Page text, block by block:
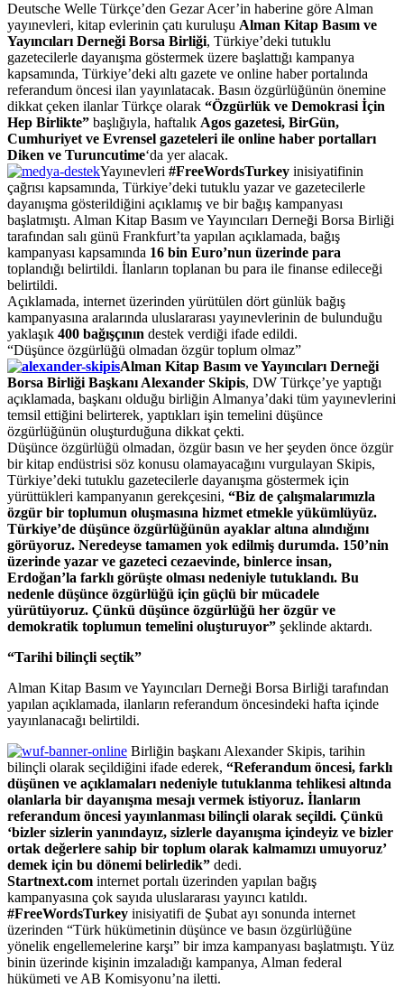
Deutsche Welle Türkçe’den Gezar Acer’in haberine göre Alman
yayınevleri, kitap evlerinin çatı kuruluşu Alman Kitap Basım ve
Yayıncıları Derneği Borsa Birliği, Türkiye’deki tutuklu
gazetecilerle dayanışma göstermek üzere başlattığı kampanya
kapsamında, Türkiye’deki altı gazete ve online haber portalında
referandum öncesi ilan yayınlatacak. Basın özgürlüğünün önemine
dikkat çeken ilanlar Türkçe olarak “Özgürlük ve Demokrasi İçin
Hep Birlikte” başlığıyla, haftalık Agos gazetesi, BirGün,
Cumhuriyet ve Evrensel gazeteleri ile online haber portalları
Diken ve Turuncutime‘da yer alacak.
Yayınevleri #FreeWordsTurkey inisiyatifinin
çağrısı kapsamında, Türkiye’deki tutuklu yazar ve gazetecilerle
dayanışma gösterildiğini açıklamış ve bir bağış kampanyası
başlatmıştı. Alman Kitap Basım ve Yayıncıları Derneği Borsa Birliği
tarafından salı günü Frankfurt’ta yapılan açıklamada, bağış
kampanyası kapsamında 16 bin Euro’nun üzerinde para
toplandığı belirtildi. İlanların toplanan bu para ile finanse edileceği
belirtildi.
Açıklamada, internet üzerinden yürütülen dört günlük bağış
kampanyasına aralarında uluslararası yayınevlerinin de bulunduğu
yaklaşık 400 bağışçının destek verdiği ifade edildi.
“Düşünce özgürlüğü olmadan özgür toplum olmaz”
Alman Kitap Basım ve Yayıncıları Derneği
Borsa Birliği Başkanı Alexander Skipis, DW Türkçe’ye yaptığı
açıklamada, başkanı olduğu birliğin Almanya’daki tüm yayınevlerini
temsil ettiğini belirterek, yaptıkları işin temelini düşünce
özgürlüğünün oluşturduğuna dikkat çekti.
Düşünce özgürlüğü olmadan, özgür basın ve her şeyden önce özgür
bir kitap endüstrisi söz konusu olamayacağını vurgulayan Skipis,
Türkiye’deki tutuklu gazetecilerle dayanışma göstermek için
yürüttükleri kampanyanın gerekçesini, “Biz de çalışmalarımızla
özgür bir toplumun oluşmasına hizmet etmekle yükümlüyüz.
Türkiye’de düşünce özgürlüğünün ayaklar altına alındığını
görüyoruz. Neredeyse tamamen yok edilmiş durumda. 150’nin
üzerinde yazar ve gazeteci cezaevinde, binlerce insan,
Erdoğan’la farklı görüşte olması nedeniyle tutuklandı. Bu
nedenle düşünce özgürlüğü için güçlü bir mücadele
yürütüyoruz. Çünkü düşünce özgürlüğü her özgür ve
demokratik toplumun temelini oluşturuyor” şeklinde aktardı.
“Tarihi bilinçli seçtik”
Alman Kitap Basım ve Yayıncıları Derneği Borsa Birliği tarafından
yapılan açıklamada, ilanların referandum öncesindeki hafta içinde
yayınlanacağı belirtildi.
Birliğin başkanı Alexander Skipis, tarihin
bilinçli olarak seçildiğini ifade ederek, “Referandum öncesi, farklı
düşünen ve açıklamaları nedeniyle tutuklanma tehlikesi altında
olanlarla bir dayanışma mesajı vermek istiyoruz. İlanların
referandum öncesi yayınlanması bilinçli olarak seçildi. Çünkü
‘bizler sizlerin yanındayız, sizlerle dayanışma içindeyiz ve bizler
ortak değerlere sahip bir toplum olarak kalmamızı umuyoruz’
demek için bu dönemi belirledik” dedi.
Startnext.com internet portalı üzerinden yapılan bağış
kampanyasına çok sayıda uluslararası yayıncı katıldı.
#FreeWordsTurkey inisiyatifi de Şubat ayı sonunda internet
üzerinden “Türk hükümetinin düşünce ve basın özgürlüğüne
yönelik engellemelerine karşı” bir imza kampanyası başlatmıştı. Yüz
binin üzerinde kişinin imzaladığı kampanya, Alman federal
hükümeti ve AB Komisyonu’na iletti.